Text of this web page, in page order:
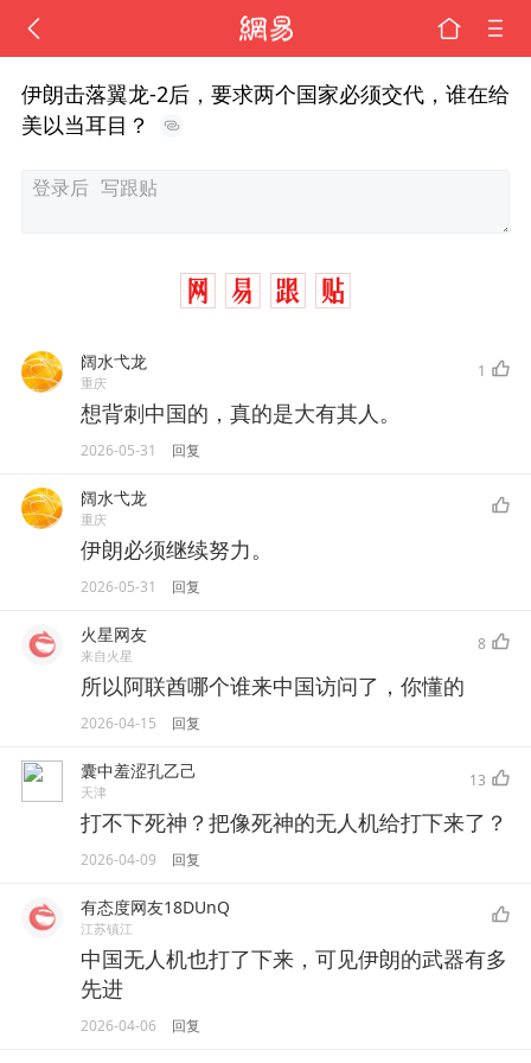
伊朗击落翼龙-2后，要求两个国家必须交代，谁在给
美以当耳目？
阔水弋龙
重庆
1
想背刺中国的，真的是大有其人。
2026-05-31 回复
阔水弋龙
重庆
伊朗必须继续努力。
2026-05-31 回复
火星网友
来自火星
8
所以阿联酋哪个谁来中国访问了，你懂的
2026-04-15 回复
囊中羞涩孔乙己
天津
13
打不下死神？把像死神的无人机给打下来了？
2026-04-09 回复
有态度网友18DUnQ
江苏镇江
中国无人机也打了下来，可见伊朗的武器有多
先进
2026-04-06 回复